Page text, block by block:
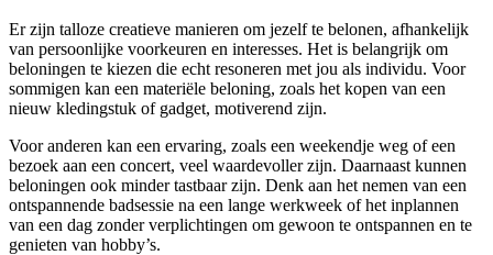
Er zijn talloze creatieve manieren om jezelf te belonen, afhankelijk
van persoonlijke voorkeuren en interesses. Het is belangrijk om
beloningen te kiezen die echt resoneren met jou als individu. Voor
sommigen kan een materiële beloning, zoals het kopen van een
nieuw kledingstuk of gadget, motiverend zijn.
Voor anderen kan een ervaring, zoals een weekendje weg of een
bezoek aan een concert, veel waardevoller zijn. Daarnaast kunnen
beloningen ook minder tastbaar zijn. Denk aan het nemen van een
ontspannende badsessie na een lange werkweek of het inplannen
van een dag zonder verplichtingen om gewoon te ontspannen en te
genieten van hobby’s.